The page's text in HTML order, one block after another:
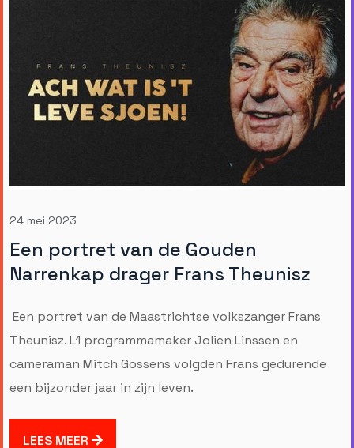
24 mei 2023
Een portret van de Gouden
Narrenkap drager Frans Theunisz
Een portret van de Maastrichtse volkszanger Frans
Theunisz. L1 programmamaker Jolien Linssen en
cameraman Mitch Gossens volgden Frans gedurende
een bijzonder jaar in zijn leven.
LEES MEER